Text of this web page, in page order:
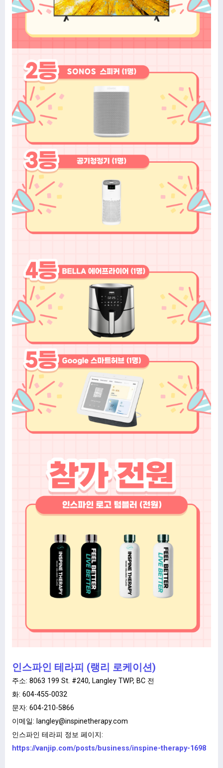
인스파인 테라피 (랭리 로케이션)
주소: 8063 199 St. #240, Langley TWP, BC 전
화: 604-455-0032
문자: 604-210-5866
이메일: langley@inspinetherapy.com
인스파인 테라피 정보 페이지:
https://vanjip.com/posts/business/inspine-therapy-1698